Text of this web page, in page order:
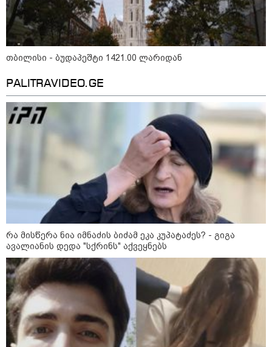
მნიშვნელოვანი ინფორმაცია
Hisense წარმოგიდგენთ გზავნილს "ინოვაციები
უკეთესი ცხოვრებისათვის" FIFA-ს 2026 წლის
მსოფლიო ჩემპიონატზე™
15:49 / 06-08-2026
თბილისი - ბუდაპეშტი 1421.00 ლარიდან
PALITRAVIDEO.GE
რა მისწერა ნია იმნაძის ბიძამ ეკა კუპატაძეს? - გიგა
ავალიანის დედა "სქრინს" აქვეყნებს